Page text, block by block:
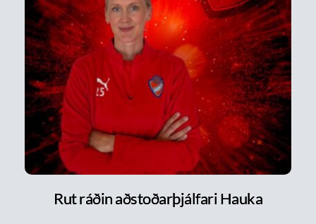
Rut ráðin aðstoðarþjálfari Hauka